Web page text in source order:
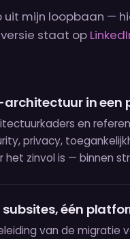
uit mijn loopbaan —
staat op
architectuur in een
en
privacy,
het zinvol is — binnen
subsites, één
van de migratie